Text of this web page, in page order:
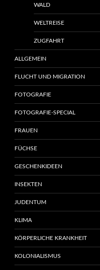
WALD
WELTREISE
ZUGFAHRT
ALLGEMEIN
FLUCHT UND MIGRATION
FOTOGRAFIE
FOTOGRAFIE-SPECIAL
FRAUEN
FÜCHSE
GESCHENKIDEEN
INSEKTEN
JUDENTUM
KLIMA
KÖRPERLICHE KRANKHEIT
KOLONIALISMUS